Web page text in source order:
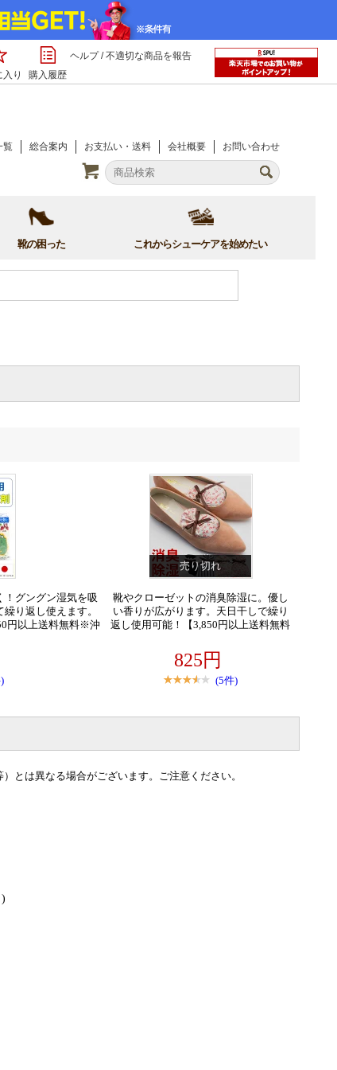
入り 購入履歴
ヘルプ/不適切な商品を報告
覧 総合案内 お支払い・送料 会社概要 お問い合わせ
靴の困った これからシューケアを始めたい
売り切れ
！グングン湿気を吸
り返し使えます。
円以上送料無料※沖
ポーツシューズ ロ
気取り 雨
靴やクローゼットの消臭除湿に。優し
い香りが広がります。天日干しで繰り
返し使用可能！【3,850円以上送料無料
オ＆ドライ フレッシュナー 可愛い4種
類の柄 アロマ ローズ ラベンダー
825円
(5件)
とは異なる場合がございます。ご注意ください。